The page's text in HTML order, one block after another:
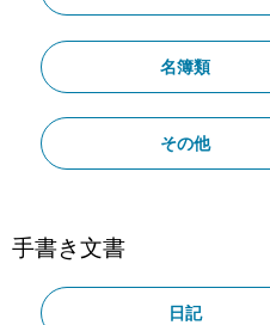
名簿類
その他
手書き文書
日記